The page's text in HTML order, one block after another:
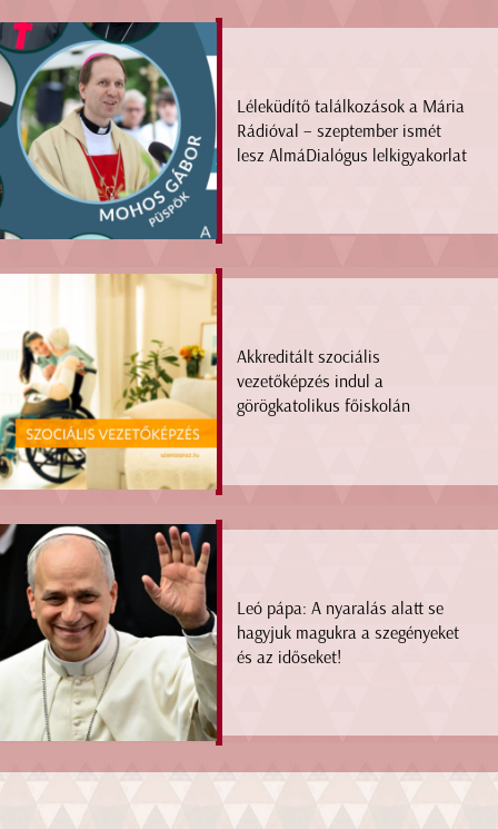
Léleküdítő találkozások a Mária
Rádióval – szeptember ismét
lesz AlmáDialógus lelkigyakorlat
Akkreditált szociális
vezetőképzés indul a
görögkatolikus főiskolán
Leó pápa: A nyaralás alatt se
hagyjuk magukra a szegényeket
és az időseket!